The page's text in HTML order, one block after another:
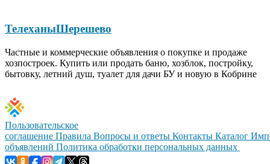
ТелеханыШерешево
Частные и коммерческие объявления о покупке и продаже
хозпостроек. Купить или продать баню, хозблок, постройку,
бытовку, летний душ, туалет для дачи БУ и новую в Кобрине
Пользовательское
соглашение Правила Вопросы и ответы Контакты Каталог
объявлений Политика обработки персональных данных